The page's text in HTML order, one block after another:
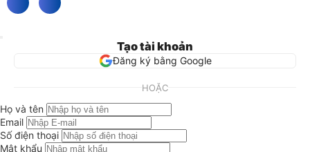
Tạo tài khoản
Đăng ký bằng Google
HOẶC
Họ và tên
Email
Số điện thoại
Mật khẩu